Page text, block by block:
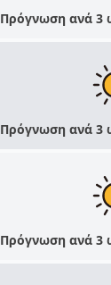
Πρόγνωση ανά 3
Πρόγνωση ανά 3
Πρόγνωση ανά 3